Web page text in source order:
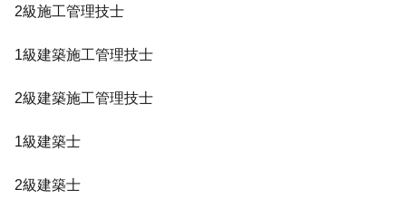
2級施工管理技士
1級建築施工管理技士
2級建築施工管理技士
1級建築士
2級建築士